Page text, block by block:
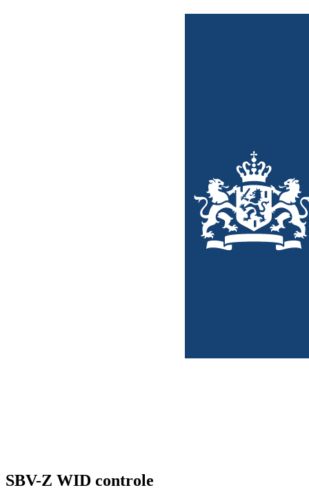
SBV-Z WID controle